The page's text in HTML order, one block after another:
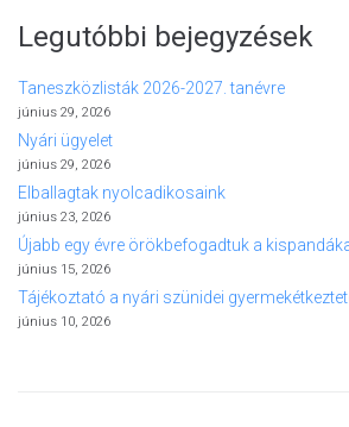
Legutóbbi bejegyzések
Taneszközlisták 2026-2027. tanévre
június 29, 2026
Nyári ügyelet
június 29, 2026
Elballagtak nyolcadikosaink
június 23, 2026
Újabb egy évre örökbefogadtuk a
június 15, 2026
Tájékoztató a nyári szünidei
június 10, 2026